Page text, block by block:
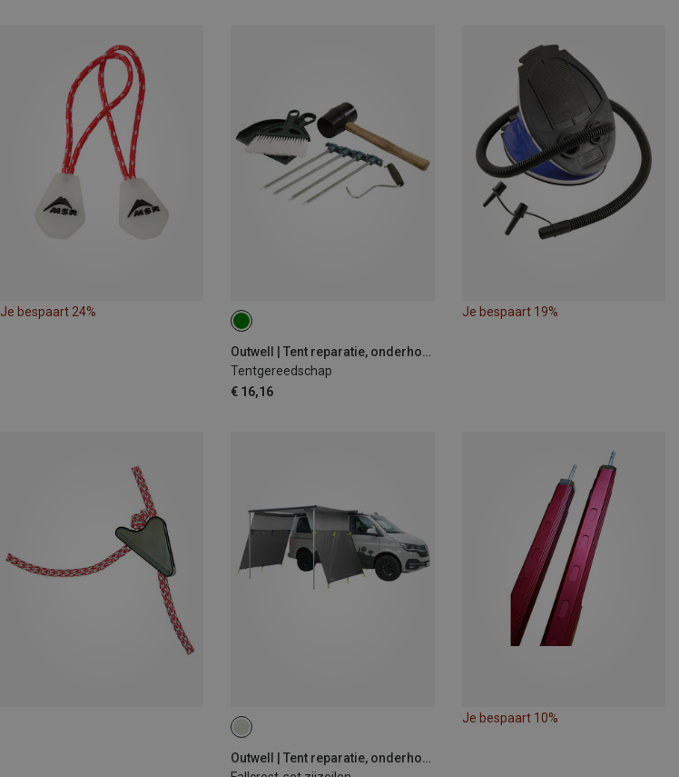
Je bespaart 24%
Outwell | Tent reparatie, onderhoud & accessoires
Tentgereedschap
€ 16,16
Je bespaart 19%
Outwell | Tent reparatie, onderhoud & accessoires
Je bespaart 10%